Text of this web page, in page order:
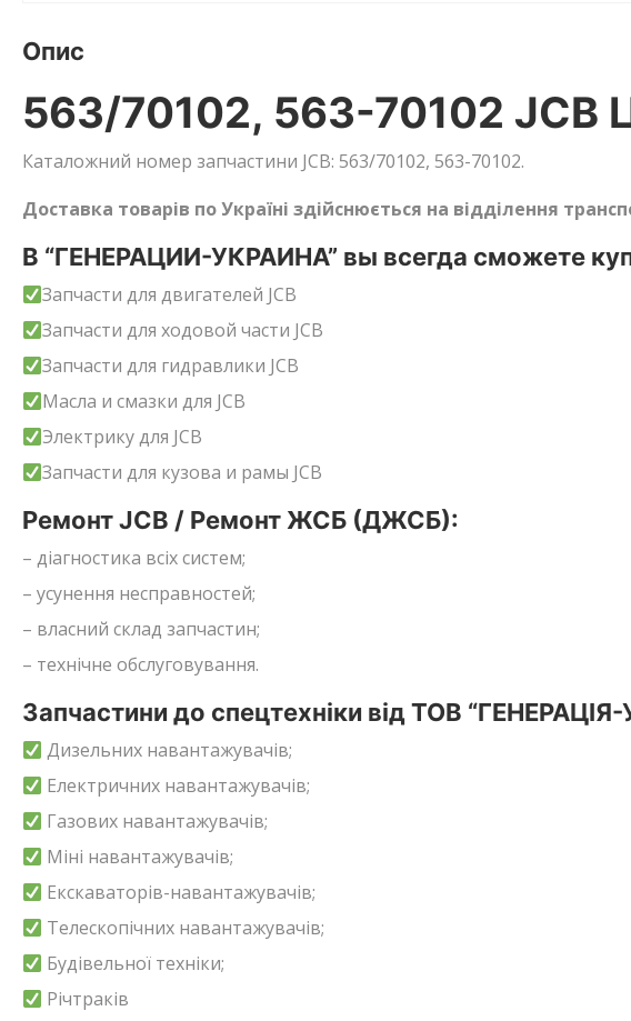
Опис
563/70102, 563-70102 JCB
Каталожний номер запчастини JCB: 563/70102, 563-70102.
Доставка товарів по Україні здійснюється на відділення
В “ГЕНЕРАЦИИ-УКРАИНА” вы всегда сможете
Запчасти для двигателей JCB
Запчасти для ходовой части JCB
Запчасти для гидравлики JCB
Масла и смазки для JCB
Электрику для JCB
Запчасти для кузова и рамы JCB
Ремонт JCB / Ремонт ЖСБ (ДЖСБ):
– діагностика всіх систем;
– усунення несправностей;
– власний склад запчастин;
– технічне обслуговування.
Запчастини до спецтехніки від ТОВ “ГЕНЕРАЦІЯ-
Дизельних навантажувачів;
Електричних навантажувачів;
Газових навантажувачів;
Міні навантажувачів;
Екскаваторів-навантажувачів;
Телескопічних навантажувачів;
Будівельної техніки;
Річтраків